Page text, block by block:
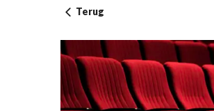
Terug